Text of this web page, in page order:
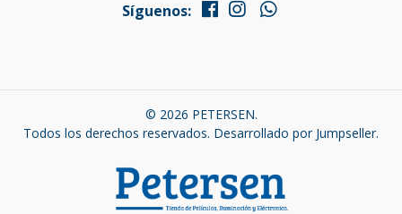
Síguenos:
© 2026 PETERSEN.
Todos los derechos reservados. Desarrollado por Jumpseller.